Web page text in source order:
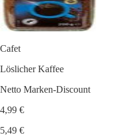
Cafet
Löslicher Kaffee
Netto Marken-Discount
4,99 €
5,49 €